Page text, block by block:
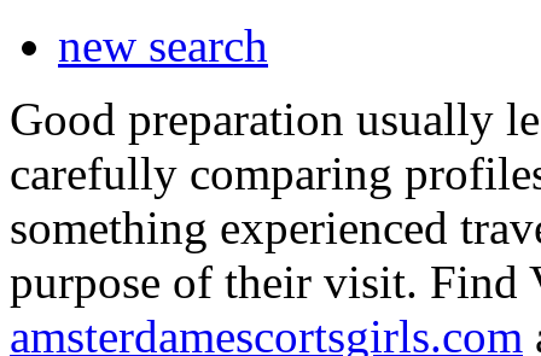
new search
Good preparation usually
carefully comparing
something experienced
purpose of their visit. Find
amsterdamescortsgirls.com